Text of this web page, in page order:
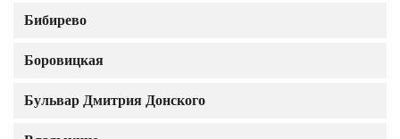
Бибирево
Боровицкая
Бульвар Дмитрия Донского